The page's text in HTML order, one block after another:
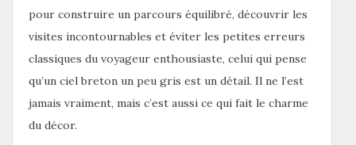
pour construire un parcours équilibré, découvrir les
visites incontournables et éviter les petites erreurs
classiques du voyageur enthousiaste, celui qui pense
qu’un ciel breton un peu gris est un détail. Il ne l’est
jamais vraiment, mais c’est aussi ce qui fait le charme
du décor.